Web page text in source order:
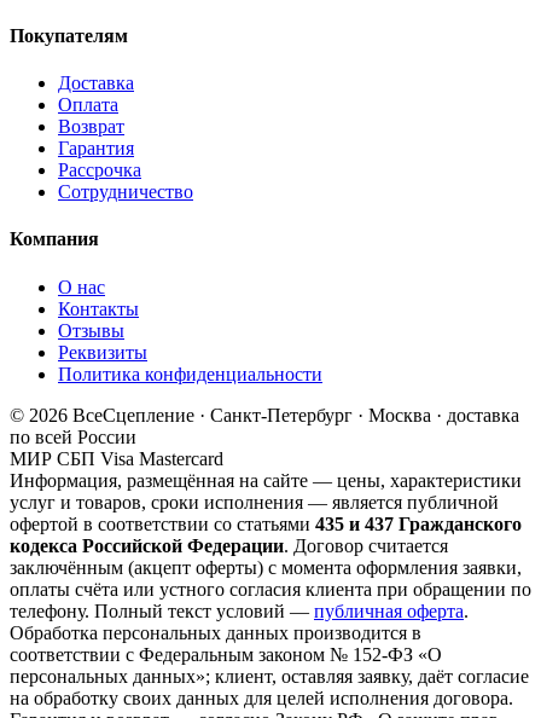
Покупателям
Доставка
Оплата
Возврат
Гарантия
Рассрочка
Сотрудничество
Компания
О нас
Контакты
Отзывы
Реквизиты
Политика конфиденциальности
© 2026 ВсеСцепление · Санкт-Петербург · Москва · доставка
по всей России
МИР СБП Visa Mastercard
Информация, размещённая на сайте — цены, характеристики
услуг и товаров, сроки исполнения — является публичной
офертой в соответствии со статьями 435 и 437 Гражданского
кодекса Российской Федерации. Договор считается
заключённым (акцепт оферты) с момента оформления заявки,
оплаты счёта или устного согласия клиента при обращении по
телефону. Полный текст условий — публичная оферта.
Обработка персональных данных производится в
соответствии с Федеральным законом № 152-ФЗ «О
персональных данных»; клиент, оставляя заявку, даёт согласие
на обработку своих данных для целей исполнения договора.